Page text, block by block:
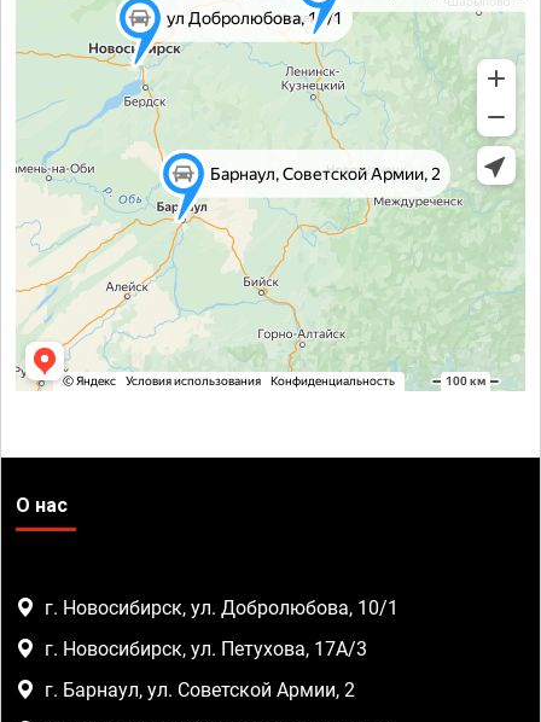
О нас
г. Новосибирск, ул. Добролюбова, 10/1
г. Новосибирск, ул. Петухова, 17А/3
г. Барнаул, ул. Советской Армии, 2